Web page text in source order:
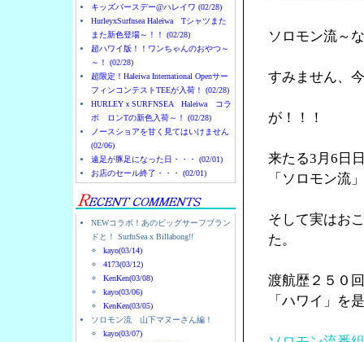
キッズバースデー@ハレイワ (02/28)
HurleyxSurfnsea Haleiwa Tシャツまた
また新色登場～！！ (02/28)
超ハワイ版！！ワンちゃんのおやつ～
～！ (02/28)
超限定！Haleiwa International Openサー
フィンコンテストTEEが入荷！ (02/28)
HURLEYｘSURFNSEA Haleiwa コラ
ボ ロンTの新色入荷～！ (02/28)
ノースショアを甘く見てはいけません
(02/06)
遠足が豚足になった日・・・ (02/01)
お店のセール終了・・・ (02/01)
NEWコラボ！あのビッグサーフブラン
ドと！ SurfnSea x Billabong!!
kayo(03/14)
4173(03/12)
KenKen(03/08)
kayo(03/06)
KenKen(03/05)
ソロモン流 山下マヌーさん編！
kayo(03/07)
ソロモン流～
すみません、
が！！！
来たる3月6日
「ソロモン流
そして実はお
た。
渡航歴２５０
「ハワイ」を